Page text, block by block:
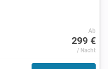
Ab
299 €
/ Nacht